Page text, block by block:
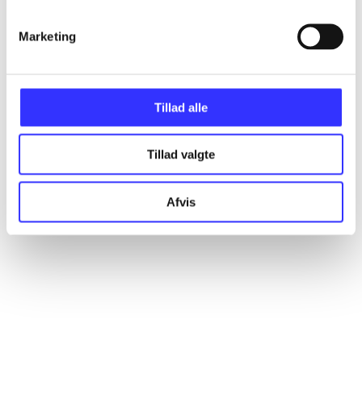
Marketing
Tillad alle
Tillad valgte
Afvis
Artikler